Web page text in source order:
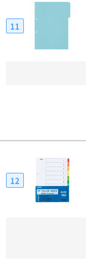
11
12